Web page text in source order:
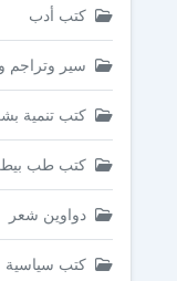
كتب أدب
سير وتراجم
كتب تنمية
كتب طب
دواوين شعر
كتب سياسية